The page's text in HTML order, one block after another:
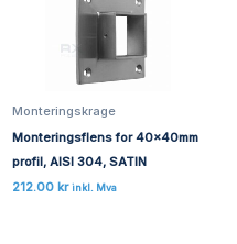
Monteringskrage
Monteringsflens for 40x40mm
profil, AISI 304, SATIN
212.00 kr inkl. Mva